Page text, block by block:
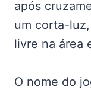
após
um corta-
livre na área
O nome do